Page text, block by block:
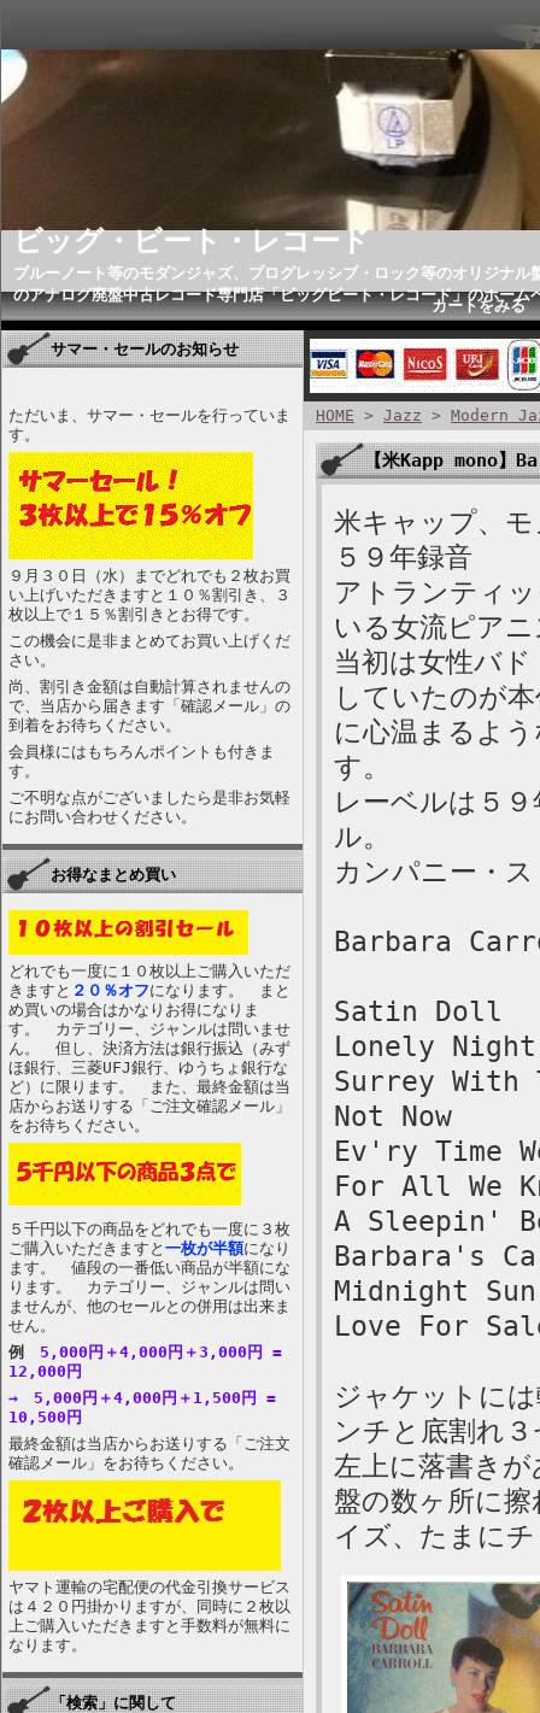
ビッグ・ビート・レコード
ブルーノート等のモダンジャズ、プログレッシブ・ロック等のオリジナル
のアナログ廃盤中古レコード専門店「ビッグビート・レコード」のホーム
カートをみる
サマー・セールのお知らせ
ただいま、サマー・セールを行っていま
す。
９月３０日（水）までどれでも２枚お買
い上げいただきますと１０％割引き、３
枚以上で１５％割引きとお得です。
この機会に是非まとめてお買い上げくだ
さい。
尚、割引き金額は自動計算されませんの
で、当店から届きます「確認メール」の
到着をお待ちください。
会員様にはもちろんポイントも付きま
す。
ご不明な点がございましたら是非お気軽
にお問い合わせください。
お得なまとめ買い
どれでも一度に１０枚以上ご購入いただ
きますと ２０％オフになります。 まと
め買いの場合はかなりお得になりま
す。 カテゴリー、ジャンルは問いませ
ん。 但し、決済方法は銀行振込（みず
ほ銀行、三菱UFJ銀行、ゆうちょ銀行な
ど）に限ります。 また、最終金額は当
店からお送りする「ご注文確認メール」
をお待ちください。
５千円以下の商品をどれでも一度に３枚
ご購入いただきますと 一枚が半額になり
ます。 値段の一番低い商品が半額にな
ります。 カテゴリー、ジャンルは問い
ませんが、他のセールとの併用は出来ま
せん。
例
5,000円＋4,000円＋3,000円 =
12,000円
→ 5,000円＋4,000円＋1,500円 =
10,500円
最終金額は当店からお送りする「ご注文
確認メール」をお待ちください。
ヤマト運輸の宅配便の代金引換サービス
は４２０円掛かりますが、同時に２枚以
上ご購入いただきますと手数料が無料に
なります。
「検索」に関して
HOME > Jazz > Modern
【米Kapp mono
米キャップ、
５９年録音
アトランティ
いる女流ピア
当初は女性バ
していたのが
に心温まるよ
す。
レーベルは５
ル。
カンパニー・
Barbara
Satin Doll
Lonely Night
Surrey With
Not Now
Ev'ry Time
For All We
A Sleepin'
Barbara's
Midnight Sun
Love For
ジャケットに
ンチと底割れ
左上に落書き
盤の数ヶ所に
イズ、たまに